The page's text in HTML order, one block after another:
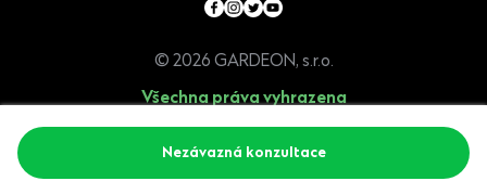
Nezávazná konzultace
© 2026 GARDEON, s.r.o.
Všechna práva vyhrazena